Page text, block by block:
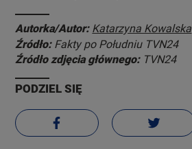
Autorka/Autor: Katarzyna Kowalska
Źródło: Fakty po Południu TVN24
Źródło zdjęcia głównego: TVN24
PODZIEL SIĘ